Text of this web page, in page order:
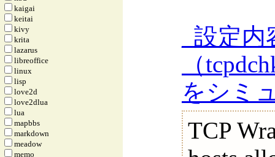
設定内
（
をシミ
TCP
kaigai
keitai
kivy
krita
lazarus
libreoffice
linux
lisp
love2d
love2dlua
lua
mapbbs
markdown
meadow
memo